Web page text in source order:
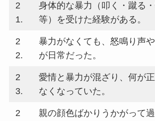
2
1.
身体的な暴力（叩く・蹴る
等）を受けた経験がある。
2
2.
暴力がなくても、怒鳴り声
が日常だった。
2
3.
愛情と暴力が混ざり、何が
なくなっていた。
2
親の顔色ばかりうかがって